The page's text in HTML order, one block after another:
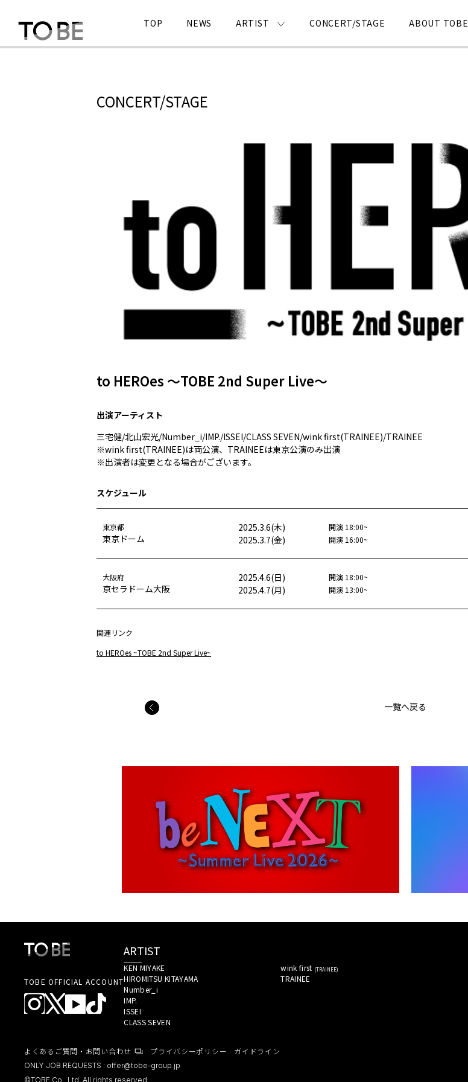
TOP NEWS ARTIST CONCERT/STAGE ABOUT TOBE
CONCERT/STAGE
to HEROes ～TOBE 2nd Super Live～
出演アーティスト
三宅健/北山宏光/Number_i/IMP./ISSEI/CLASS SEVEN/wink first(TRAINEE)/TRAINEE
※wink first(TRAINEE)は両公演、TRAINEEは東京公演のみ出演
※出演者は変更となる場合がございます。
スケジュール
東京都
東京ドーム
2025.3.6(木) 開演 18:00~
2025.3.7(金) 開演 16:00~
大阪府
京セラドーム大阪
2025.4.6(日) 開演 18:00~
2025.4.7(月) 開演 13:00~
関連リンク
to HEROes ~TOBE 2nd Super Live~
一覧へ戻る
TOBE OFFICIAL ACCOUNT
ARTIST
KEN MIYAKE
HIROMITSU KITAYAMA
Number_i
IMP.
ISSEI
CLASS SEVEN
wink first (TRAINEE)
TRAINEE
よくあるご質問・お問い合わせ プライバシーポリシー ガイドライン
ONLY JOB REQUESTS : offer@tobe-group.jp
©TOBE Co., Ltd. All rights reserved.